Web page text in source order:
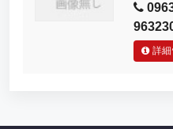
詳細